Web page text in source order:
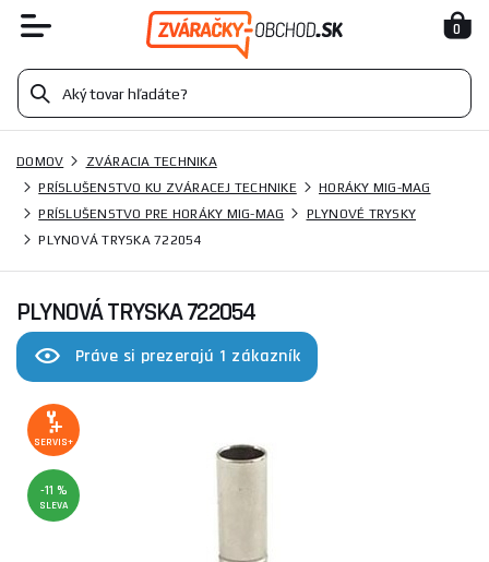
0
DOMOV
ZVÁRACIA TECHNIKA
PRÍSLUŠENSTVO KU ZVÁRACEJ TECHNIKE
HORÁKY MIG-MAG
PRÍSLUŠENSTVO PRE HORÁKY MIG-MAG
PLYNOVÉ TRYSKY
PLYNOVÁ TRYSKA 722054
PLYNOVÁ TRYSKA 722054
Práve si prezerajú 1 zákazník
SERVIS+
-11 %
SLEVA